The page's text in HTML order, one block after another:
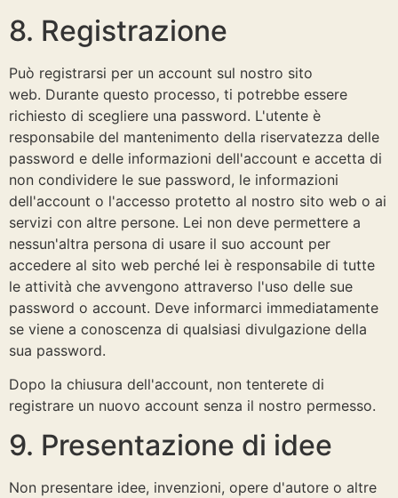
8. Registrazione
Può registrarsi per un account sul nostro sito
web. Durante questo processo, ti potrebbe essere
richiesto di scegliere una password. L'utente è
responsabile del mantenimento della riservatezza delle
password e delle informazioni dell'account e accetta di
non condividere le sue password, le informazioni
dell'account o l'accesso protetto al nostro sito web o ai
servizi con altre persone. Lei non deve permettere a
nessun'altra persona di usare il suo account per
accedere al sito web perché lei è responsabile di tutte
le attività che avvengono attraverso l'uso delle sue
password o account. Deve informarci immediatamente
se viene a conoscenza di qualsiasi divulgazione della
sua password.
Dopo la chiusura dell'account, non tenterete di
registrare un nuovo account senza il nostro permesso.
9. Presentazione di idee
Non presentare idee, invenzioni, opere d'autore o altre